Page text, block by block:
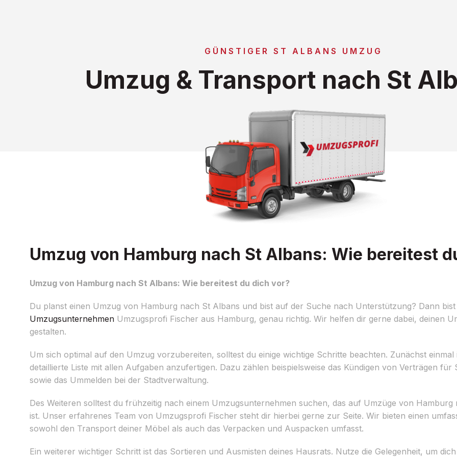
GÜNSTIGER ST ALBANS UMZUG
Umzug & Transport nach St
Umzug von Hamburg nach St Albans: Wie bereitest
Umzug von Hamburg nach St Albans: Wie bereitest du dich vor?
Du planst einen Umzug von Hamburg nach St Albans und bist auf der Suche nach Unterstützung? Dann
Umzugsunternehmen Umzugsprofi Fischer aus Hamburg, genau richtig. Wir helfen dir gerne dabei, deinen
gestalten.
Um sich optimal auf den Umzug vorzubereiten, solltest du einige wichtige Schritte beachten. Zunächst einmal
detaillierte Liste mit allen Aufgaben anzufertigen. Dazu zählen beispielsweise das Kündigen von Verträgen für
sowie das Ummelden bei der Stadtverwaltung.
Des Weiteren solltest du frühzeitig nach einem Umzugsunternehmen suchen, das auf Umzüge von Hamburg
ist. Unser erfahrenes Team von Umzugsprofi Fischer steht dir hierbei gerne zur Seite. Wir bieten einen
sowohl den Transport deiner Möbel als auch das Verpacken und Auspacken umfasst.
Ein weiterer wichtiger Schritt ist das Sortieren und Ausmisten deines Hausrats. Nutze die Gelegenheit, um